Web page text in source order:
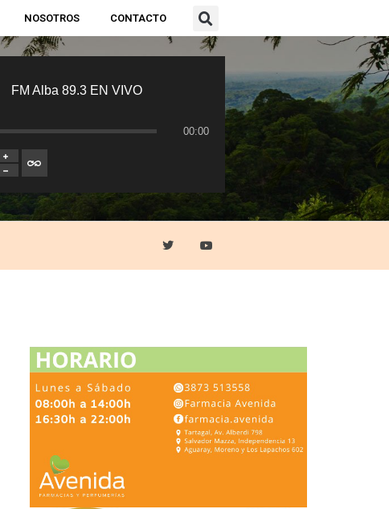
NOSOTROS CONTACTO
FM Alba 89.3 EN VIVO
00:00